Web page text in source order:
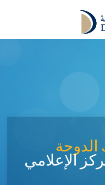
الدوحة
الإعلامي